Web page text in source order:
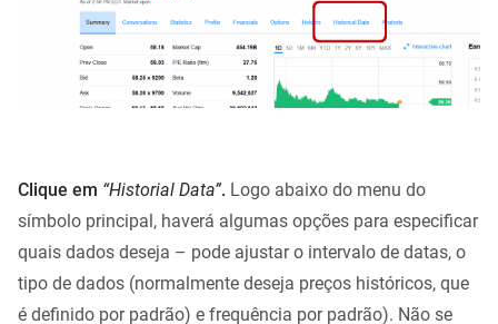
Clique em “Historial Data”. Logo abaixo do menu do
símbolo principal, haverá algumas opções para especificar
quais dados deseja – pode ajustar o intervalo de datas, o
tipo de dados (normalmente deseja preços históricos, que
é definido por padrão) e frequência por padrão). Não se